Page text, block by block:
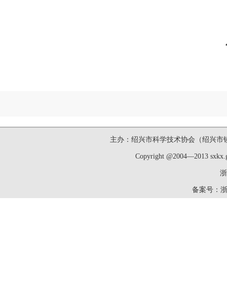
主办：绍兴市科学技术协会（绍兴市
Copyright @2004—2013
备案号：